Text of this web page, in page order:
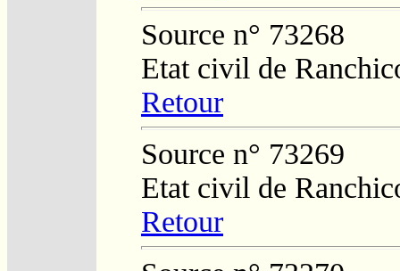
Source n° 73268
Etat civil de
Retour
Source n° 73269
Etat civil de
Retour